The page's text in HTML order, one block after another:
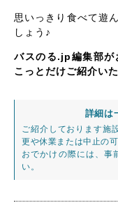
思いっきり食べて遊
しょう♪
バスのる.jp編集部が
こっとだけご紹介いた
詳細は
ご紹介しております施
更や休業または中止の
おでかけの際には、事
い。